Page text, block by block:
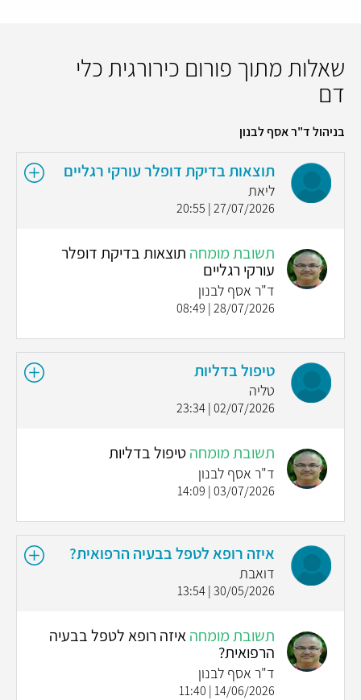
שאלות מתוך פורום כירורגית כלי
דם
בניהול ד"ר אסף לבנון
תוצאות בדיקת דופלר עורקי רגליים
ליאת
27/07/2026 | 20:55
תשובת מומחה תוצאות בדיקת דופלר
עורקי רגליים
ד"ר אסף לבנון
28/07/2026 | 08:49
טיפול בדליות
טליה
02/07/2026 | 23:34
תשובת מומחהטיפול בדליות
ד"ר אסף לבנון
03/07/2026 | 14:09
איזה רופא לטפל בבעיה הרפואית?
דואבת
30/05/2026 | 13:54
תשובת מומחהאיזה רופא לטפל בבעיה
הרפואית?
ד"ר אסף לבנון
14/06/2026 | 11:40